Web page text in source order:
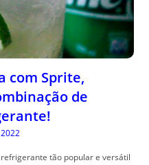
com Sprite,
de
tão popular e versátil